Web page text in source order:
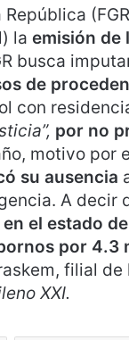
la emisión de
busca
de
con
por no
motivo por
su ausencia
A decir
el estado
por 4.3
filial
XXI.